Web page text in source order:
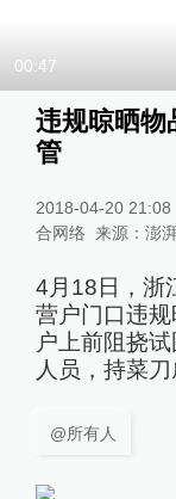
00:47
违规晾晒物
管
2018-04-20 21:08
合网络 来源： 澎
4月18日，浙
营户门口违
户上前阻挠
人员，持菜
@所有人